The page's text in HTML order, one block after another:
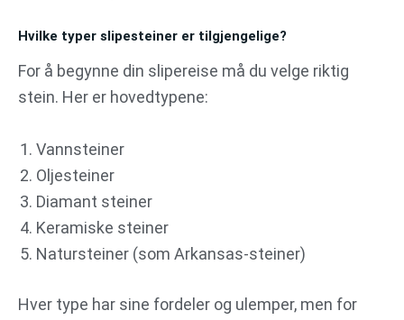
Hvilke typer slipesteiner er tilgjengelige?
For å begynne din slipereise må du velge riktig
stein. Her er hovedtypene:
Vannsteiner
Oljesteiner
Diamant steiner
Keramiske steiner
Natursteiner (som Arkansas-steiner)
Hver type har sine fordeler og ulemper, men for